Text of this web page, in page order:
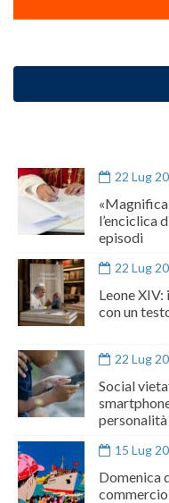
22 Lug
l’enciclica
episodi
22 Lug
Leone
con un
22 Lug
Social
15 Lug
Domenica